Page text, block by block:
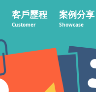
客戶歷程
Customer
案例分享
Showcase